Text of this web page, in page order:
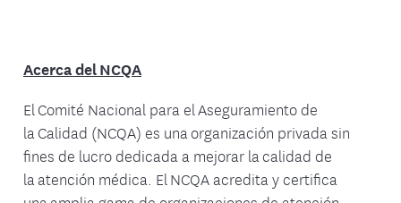
Acerca del NCQA
El Comité Nacional para el Aseguramiento de
la Calidad (NCQA) es una organización privada sin
fines de lucro dedicada a mejorar la calidad de
la atención médica. El NCQA acredita y certifica